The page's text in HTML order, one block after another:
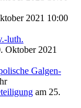
2021 10:00
luth.
Oktober 2021
Galgen-
am 25.